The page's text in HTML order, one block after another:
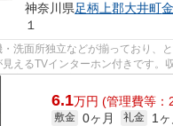
神奈川県足柄上郡大井町
１
洗面所独立などが揃っており、
えるTVインターホン付きです。
富なので、衣...
6.1万円 (管理費等：
敷金 0ヶ月 礼金
1ヶ